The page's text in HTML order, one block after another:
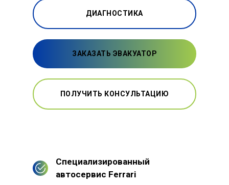
ДИАГНОСТИКА
ЗАКАЗАТЬ ЭВАКУАТОР
ПОЛУЧИТЬ КОНСУЛЬТАЦИЮ
Специализированный
автосервис Ferrari